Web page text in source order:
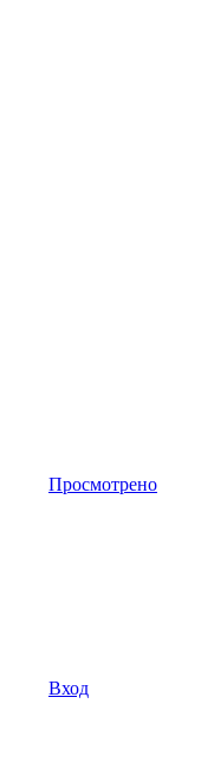
Просмотрено
Вход